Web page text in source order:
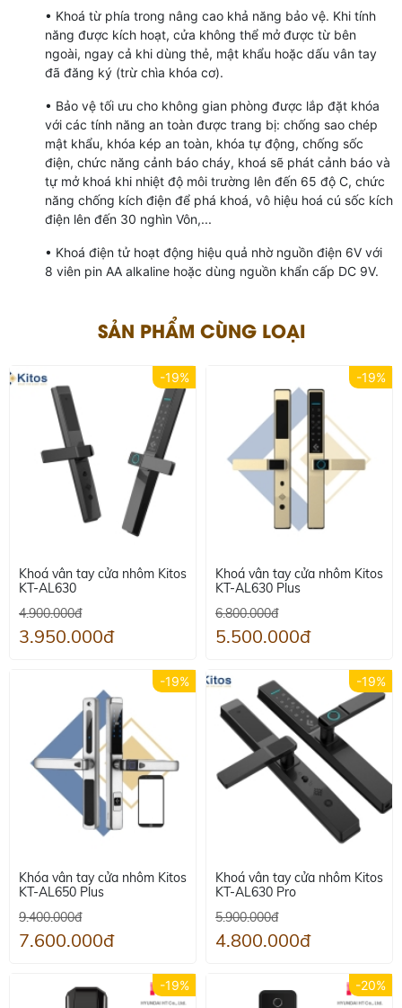
• Khoá từ phía trong nâng cao khả năng bảo vệ. Khi tính
năng được kích hoạt, cửa không thể mở được từ bên
ngoài, ngay cả khi dùng thẻ, mật khẩu hoặc dấu vân tay
đã đăng ký (trừ chìa khóa cơ).
• Bảo vệ tối ưu cho không gian phòng được lắp đặt khóa
với các tính năng an toàn được trang bị: chống sao chép
mật khẩu, khóa kép an toàn, khóa tự động, chống sốc
điện, chức năng cảnh báo cháy, khoá sẽ phát cảnh báo và
tự mở khoá khi nhiệt độ môi trường lên đến 65 độ C, chức
năng chống kích điện để phá khoá, vô hiệu hoá cú sốc kích
điện lên đến 30 nghìn Vôn,...
• Khoá điện tử hoạt động hiệu quả nhờ nguồn điện 6V với
8 viên pin AA alkaline hoặc dùng nguồn khẩn cấp DC 9V.
SẢN PHẨM CÙNG LOẠI
Khoá vân tay cửa nhôm Kitos
KT-AL630
4.900.000đ
3.950.000đ
-19%
Khoá vân tay cửa nhôm Kitos
KT-AL630 Plus
6.800.000đ
5.500.000đ
-19%
Khóa vân tay cửa nhôm Kitos
KT-AL650 Plus
9.400.000đ
7.600.000đ
-19%
Khoá vân tay cửa nhôm Kitos
KT-AL630 Pro
5.900.000đ
4.800.000đ
-19%
-19% -20%